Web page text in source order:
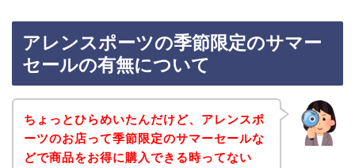
アレンスポーツの季節限定のサマー
セールの有無について
ちょっとひらめいたんだけど、アレンスポ
ーツのお店って季節限定のサマーセールな
どで商品をお得に購入できる時ってない